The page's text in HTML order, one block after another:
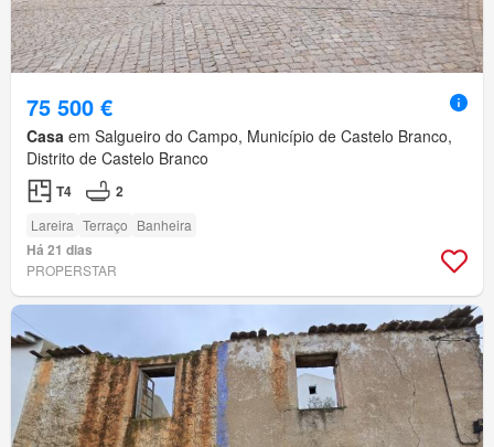
75 500 €
Casa em Salgueiro do Campo, Município de Castelo Branco,
Distrito de Castelo Branco
T4 2
Lareira Terraço Banheira
Há 21 dias
PROPERSTAR